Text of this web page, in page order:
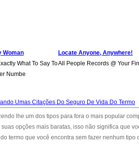
Woman
What To Say To
Numbe
Locate Anyone, Anywhere!
All People Records @ Your
Umas Citações Do Seguro De Vida Do Termo
lhe um dos tipos para fora o mais popular
opções mais baratas, isso não significa que
termo que você encontra sem fazer nenhum tipo